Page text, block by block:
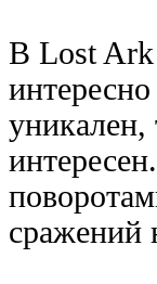
В Lost Ark
уникален,
сражений